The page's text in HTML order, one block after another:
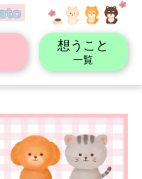
想うこと
一覧